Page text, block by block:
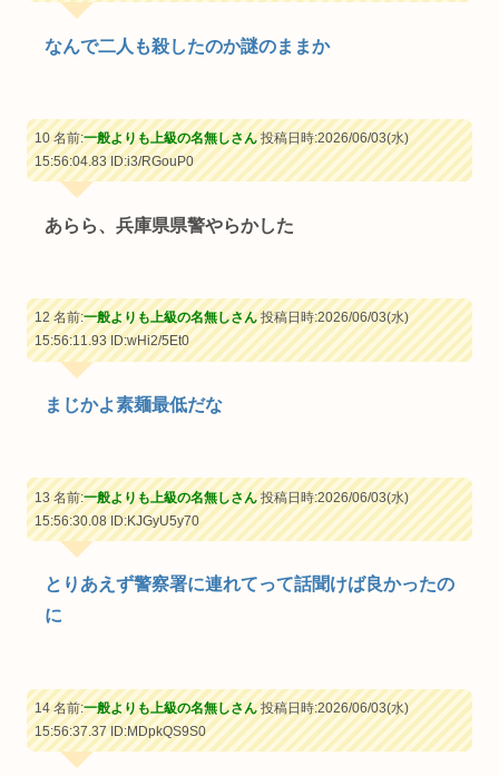
なんで二人も殺したのか謎のままか
10 名前:一般よりも上級の名無しさん投稿日時:2026/06/03(水)
15:56:04.83ID:i3/RGouP0
あらら、兵庫県県警やらかした
12 名前:一般よりも上級の名無しさん投稿日時:2026/06/03(水)
15:56:11.93ID:wHi2/5Et0
まじかよ素麺最低だな
13 名前:一般よりも上級の名無しさん投稿日時:2026/06/03(水)
15:56:30.08ID:KJGyU5y70
とりあえず警察署に連れてって話聞けば良かったの
に
14 名前:一般よりも上級の名無しさん投稿日時:2026/06/03(水)
15:56:37.37ID:MDpkQS9S0